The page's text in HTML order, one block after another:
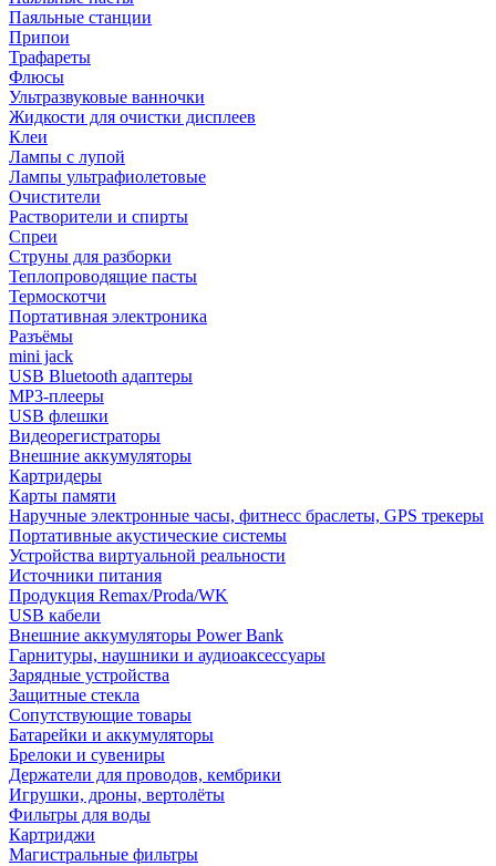
Паяльные станции
Припои
Трафареты
Флюсы
Ультразвуковые ванночки
Жидкости для очистки дисплеев
Клеи
Лампы с лупой
Лампы ультрафиолетовые
Очистители
Растворители и спирты
Спреи
Струны для разборки
Теплопроводящие пасты
Термоскотчи
Портативная электроника
Разъёмы
mini jack
USB Bluetooth адаптеры
MP3-плееры
USB флешки
Видеорегистраторы
Внешние аккумуляторы
Картридеры
Карты памяти
Наручные электронные часы, фитнесс браслеты, GPS трекеры
Портативные акустические системы
Устройства виртуальной реальности
Источники питания
Продукция Remax/Proda/WK
USB кабели
Внешние аккумуляторы Power Bank
Гарнитуры, наушники и аудиоаксессуары
Зарядные устройства
Защитные стекла
Сопутствующие товары
Батарейки и аккумуляторы
Брелоки и сувениры
Держатели для проводов, кембрики
Игрушки, дроны, вертолёты
Фильтры для воды
Картриджи
Магистральные фильтры